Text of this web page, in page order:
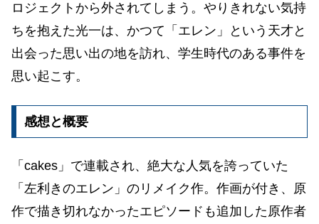
ロジェクトから外されてしまう。やりきれない気持
ちを抱えた光一は、かつて「エレン」という天才と
出会った思い出の地を訪れ、学生時代のある事件を
思い起こす。
感想と概要
「cakes」で連載され、絶大な人気を誇っていた
「左利きのエレン」のリメイク作。作画が付き、原
作で描き切れなかったエピソードも追加した原作者